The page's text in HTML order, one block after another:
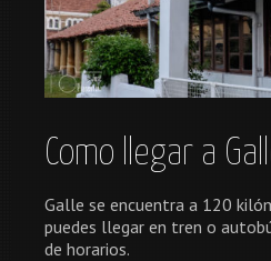
Como llegar a
Galle se encuentra a 120
puedes llegar en tren o
de horarios.